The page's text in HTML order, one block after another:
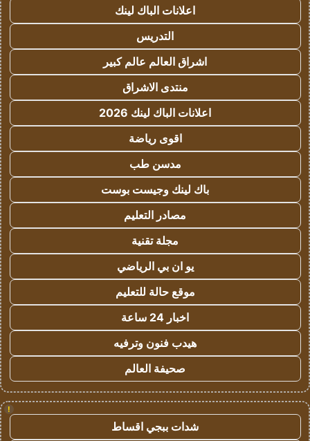
اعلانات الباك لينك
التدريس
اشراق العالم عالم كبير
منتدى الاشراق
اعلانات الباك لينك 2026
اقوى رياضة
مدسن طب
باك لينك وجيست بوست
مصادر التعليم
مجلة تقنية
يو ان بي الرياضي
موقع حالة للتعليم
اخبار 24 ساعة
هيدب فنون وترفيه
صحيفة العالم
!
شدات ببجي اقساط